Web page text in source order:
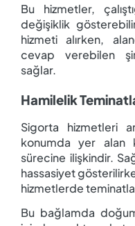
Bu hizmetler,
değişiklik
hizmeti alırken,
cevap verebilen
sağlar.
Hamilelik
Sigorta hizmetleri
konumda yer alan
sürecine ilişkindir.
hassasiyet
hizmetlerde
Bu bağlamda